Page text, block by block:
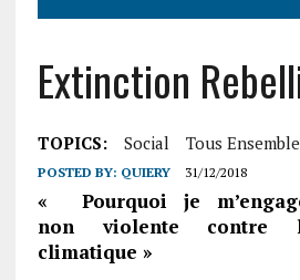
Extinction
TOPICS: Social Tous Ensemble
POSTED BY: QUIERY 31/12/2018
« Pourquoi je
non violente contre
climatique »